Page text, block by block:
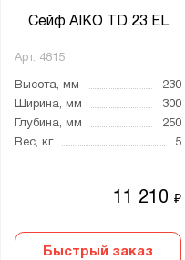
Сейф AIKO TD 23 EL
Арт. 4815
Высота, мм
230
Ширина, мм
300
Глубина, мм
250
Вес, кг
5
11 210₽
Быстрый заказ
Для денег
Для пистолетов
Металл